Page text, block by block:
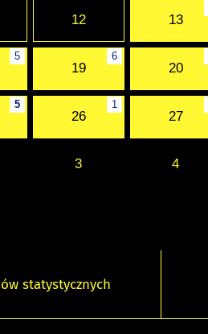
12 13
5 6
19 20
5 1
26 27
3 4
statystycznych